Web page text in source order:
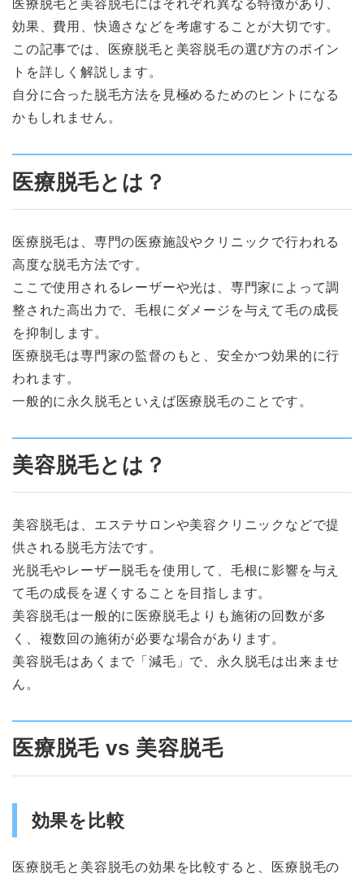
医療脱毛と美容脱毛にはそれぞれ異なる特徴があり、
効果、費用、快適さなどを考慮することが大切です。
この記事では、医療脱毛と美容脱毛の選び方のポイン
トを詳しく解説します。
自分に合った脱毛方法を見極めるためのヒントになる
かもしれません。
医療脱毛とは？
医療脱毛は、専門の医療施設やクリニックで行われる
高度な脱毛方法です。
ここで使用されるレーザーや光は、専門家によって調
整された高出力で、毛根にダメージを与えて毛の成長
を抑制します。
医療脱毛は専門家の監督のもと、安全かつ効果的に行
われます。
一般的に永久脱毛といえば医療脱毛のことです。
美容脱毛とは？
美容脱毛は、エステサロンや美容クリニックなどで提
供される脱毛方法です。
光脱毛やレーザー脱毛を使用して、毛根に影響を与え
て毛の成長を遅くすることを目指します。
美容脱毛は一般的に医療脱毛よりも施術の回数が多
く、複数回の施術が必要な場合があります。
美容脱毛はあくまで「減毛」で、永久脱毛は出来ませ
ん。
医療脱毛 vs 美容脱毛
効果を比較
医療脱毛と美容脱毛の効果を比較すると、医療脱毛の